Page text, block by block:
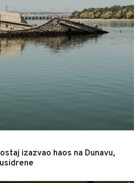
izazvao haos na Dunavu,